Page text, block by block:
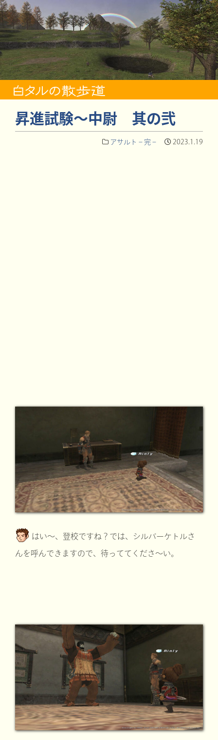
昇進試験～中尉 其の弐
アサルト – 完 – 2023.1.19
はい～、登校ですね？では、シルバーケトルさ
んを呼んできますので、待っててくださ～い。